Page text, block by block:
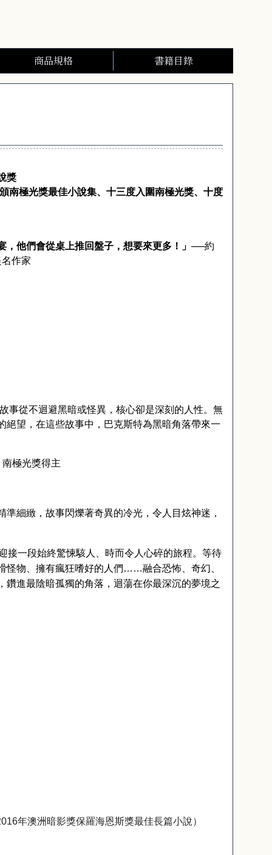
商品規格 書籍目錄
獎
南極光獎最佳小說集、十三度入圍南極光獎、十度
他們會從桌上推回盤子，想要來更多！」 ──約
作家
事從不迴避黑暗或怪異，核心卻是深刻的人性。無
望，在這些故事中，巴克斯特為黑暗角落帶來一
極光獎得主
細緻，故事閃爍著奇異的冷光，令人目炫神迷，
接一段始終驚悚駭人、時而令人心碎的旅程。等待
怪物、擁有瘋狂嗜好的人們 ……融合恐怖、奇幻、
進最陰暗孤獨的角落，迴蕩在你最深沉的夢境之
年澳洲暗影獎保羅海恩斯獎最佳長篇小說）